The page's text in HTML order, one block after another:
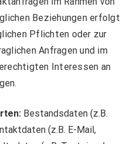
Beziehungen erfolgt
Pflichten oder zur
Anfragen und im
Interessen an
Bestandsdaten (z.B.
(z.B. E-Mail,